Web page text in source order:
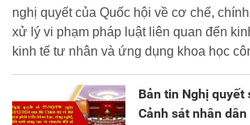
nghị quyết của Quốc hội về cơ chế,
xử lý vi phạm pháp luật liên quan đến
kinh tế tư nhân và ứng dụng khoa học
Bản tin Nghị quyết
Cảnh sát nhân